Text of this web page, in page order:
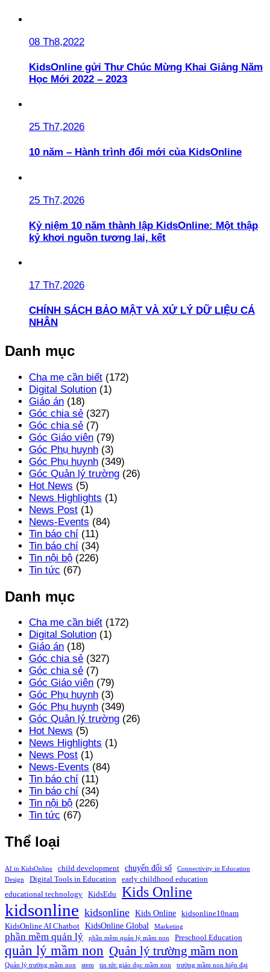
08 Th8,2022
KidsOnline gửi Thư Chúc Mừng Khai Giảng Năm
Học Mới 2022 – 2023
25 Th7,2026
10 năm – Hành trình đổi mới của KidsOnline
25 Th7,2026
Kỷ niệm 10 năm thành lập KidsOnline: Một thập
kỷ khơi nguồn tương lai, kết
17 Th7,2026
CHÍNH SÁCH BẢO MẬT VÀ XỬ LÝ DỮ LIỆU CÁ
NHÂN
Danh mục
Cha mẹ cần biết (172)
Digital Solution (1)
Giáo án (18)
Góc chia sẻ (327)
Góc chia sẻ (7)
Góc Giáo viên (79)
Góc Phụ huynh (3)
Góc Phụ huynh (349)
Góc Quản lý trường (26)
Hot News (5)
News Highlights (1)
News Post (1)
News-Events (84)
Tin báo chí (11)
Tin báo chí (34)
Tin nội bộ (226)
Tin tức (67)
Danh mục
Cha mẹ cần biết (172)
Digital Solution (1)
Giáo án (18)
Góc chia sẻ (327)
Góc chia sẻ (7)
Góc Giáo viên (79)
Góc Phụ huynh (3)
Góc Phụ huynh (349)
Góc Quản lý trường (26)
Hot News (5)
News Highlights (1)
News Post (1)
News-Events (84)
Tin báo chí (11)
Tin báo chí (34)
Tin nội bộ (226)
Tin tức (67)
Thể loại
AI in KidsOnline child development chuyển đổi số
Connectivity in Education
Design
Digital Tools in Education
early childhood education
educational technology
KidsEdu Kids Online
kidsonline kidsonline Kids Online
kidsonline10nam
KidsOnline AI Chatbot
KidsOnline Global Marketing
phần mềm quản lý phần mềm quản lý mầm non Preschool Education
quản lý mầm non Quản lý trường mầm non
Quản lý trường mầm non stem tin tức giáo dục mầm non
trường mầm non hiện đại